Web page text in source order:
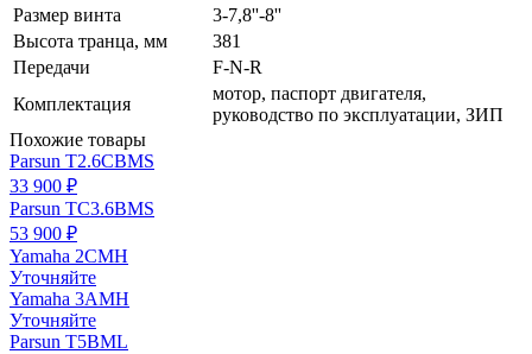
Размер винта
3-7,8''-8''
Высота транца, мм
381
Передачи
F-N-R
Комплектация
мотор, паспорт двигателя,
руководство по эксплуатации, ЗИП
Похожие товары
Parsun T2.6CBMS
33 900 ₽
Parsun TC3.6BMS
53 900 ₽
Yamaha 2CMH
Уточняйте
Yamaha 3AMH
Уточняйте
Parsun T5BML